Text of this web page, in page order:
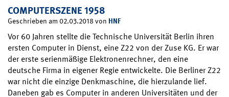
COMPUTERSZENE 1958
Geschrieben am 02.03.2018 von HNF
Vor 60 Jahren stellte die Technische Universität Berlin ihren
ersten Computer in Dienst, eine Z22 von der Zuse KG. Er war
der erste serienmäßige Elektronenrechner, den eine
deutsche Firma in eigener Regie entwickelte. Die Berliner Z22
war nicht die einzige Denkmaschine, die hierzulande lief.
Daneben gab es Computer in anderen Universitäten und der